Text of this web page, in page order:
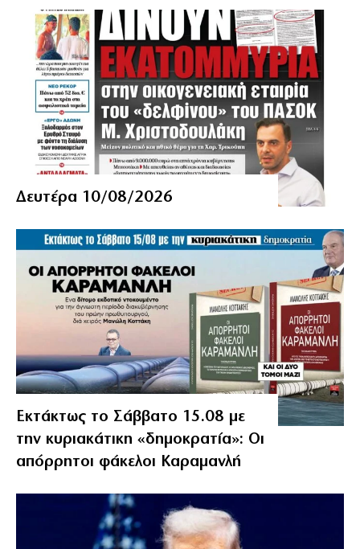
Δευτέρα 10/08/2026
Εκτάκτως το Σάββατο 15.08 με
την κυριακάτικη «δημοκρατία»: Οι
απόρρητοι φάκελοι Καραμανλή